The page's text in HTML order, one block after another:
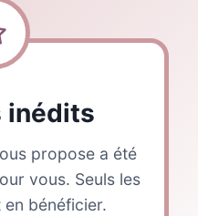
inédits
propose a été
vous. Seuls les
bénéficier.